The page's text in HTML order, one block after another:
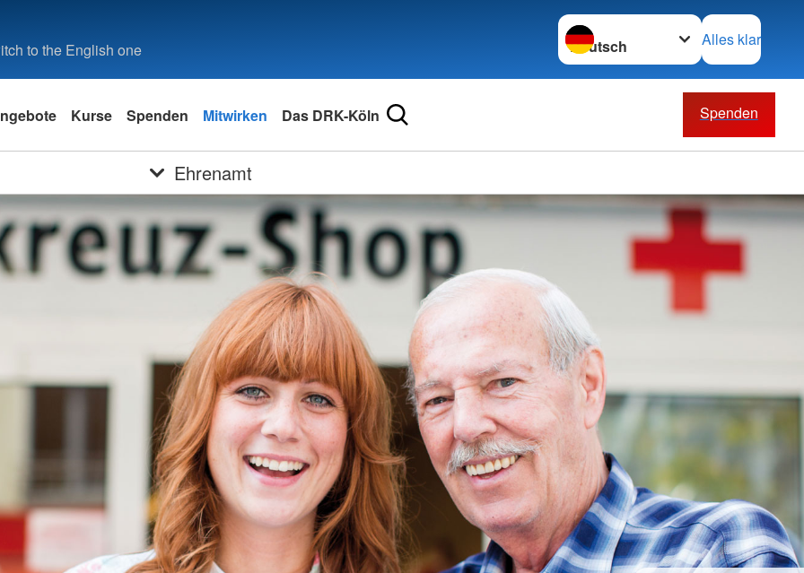
to the English one
Sprache wechseln zu
Alles klar
Kurse Spenden Mitwirken Das DRK-Köln Spenden
Ehrenamt